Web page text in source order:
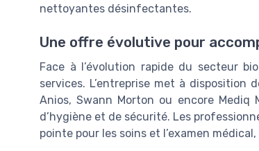
nettoyantes désinfectantes.
Une offre évolutive pour
Face à l’évolution rapide du secteur
services. L’entreprise met à disposition
Anios, Swann Morton ou encore
d’hygiène et de sécurité. Les
pointe pour les soins et l’examen